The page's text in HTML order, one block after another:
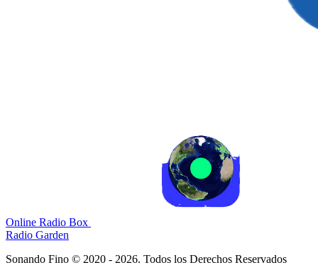
Online Radio Box
Radio Garden
Sonando Fino © 2020 - 2026. Todos los Derechos Reservados